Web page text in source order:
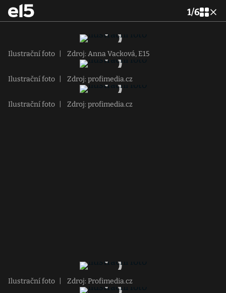
1/6
Ilustrační foto Zdroj: Anna Vacková, E15
Ilustrační foto Zdroj: profimedia.cz
Ilustrační foto Zdroj: profimedia.cz
Ilustrační foto Zdroj: Profimedia.cz